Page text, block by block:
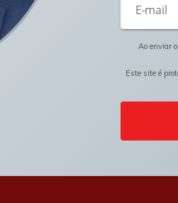
Ao enviar
Este site é